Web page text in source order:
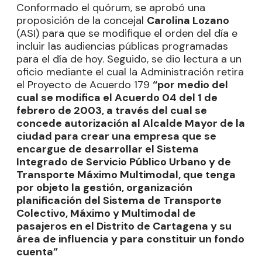
Conformado el quórum, se aprobó una
proposición de la concejal Carolina Lozano
(ASI) para que se modifique el orden del día e
incluir las audiencias públicas programadas
para el día de hoy. Seguido, se dio lectura a un
oficio mediante el cual la Administración retira
el Proyecto de Acuerdo 179 “por medio del
cual se modifica el Acuerdo 04 del 1 de
febrero de 2003, a través del cual se
concede autorización al Alcalde Mayor de la
ciudad para crear una empresa que se
encargue de desarrollar el Sistema
Integrado de Servicio Público Urbano y de
Transporte Máximo Multimodal, que tenga
por objeto la gestión, organización
planificación del Sistema de Transporte
Colectivo, Máximo y Multimodal de
pasajeros en el Distrito de Cartagena y su
área de influencia y para constituir un fondo
cuenta”